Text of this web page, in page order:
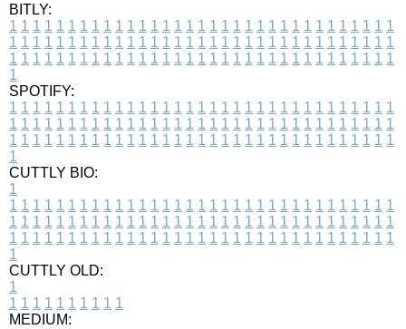
BITLY:
1 1 1 1 1 1 1 1 1 1 1 1 1 1 1 1 1 1 1 1 1 1 1 1 1 1 1 1 1 1 1 1 1
1 1 1 1 1 1 1 1 1 1 1 1 1 1 1 1 1 1 1 1 1 1 1 1 1 1 1 1 1 1 1 1 1
1 1 1 1 1 1 1 1 1 1 1 1 1 1 1 1 1 1 1 1 1 1 1 1 1 1 1 1 1 1 1 1 1
1
SPOTIFY:
1 1 1 1 1 1 1 1 1 1 1 1 1 1 1 1 1 1 1 1 1 1 1 1 1 1 1 1 1 1 1 1 1
1 1 1 1 1 1 1 1 1 1 1 1 1 1 1 1 1 1 1 1 1 1 1 1 1 1 1 1 1 1 1 1 1
1 1 1 1 1 1 1 1 1 1 1 1 1 1 1 1 1 1 1 1 1 1 1 1 1 1 1 1 1 1 1 1 1
1
CUTTLY BIO:
1
1 1 1 1 1 1 1 1 1 1 1 1 1 1 1 1 1 1 1 1 1 1 1 1 1 1 1 1 1 1 1 1 1
1 1 1 1 1 1 1 1 1 1 1 1 1 1 1 1 1 1 1 1 1 1 1 1 1 1 1 1 1 1 1 1 1
1 1 1 1 1 1 1 1 1 1 1 1 1 1 1 1 1 1 1 1 1 1 1 1 1 1 1 1 1 1 1 1 1
1
CUTTLY OLD:
1
1 1 1 1 1 1 1 1 1 1
MEDIUM: